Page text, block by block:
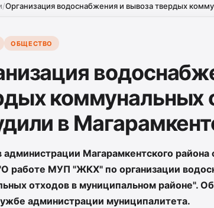
/Организация водоснабжения и вывоза твердых
ОБЩЕСТВО
коммунальных
в
администрации Магарамкентского
работе МУП "ЖКХ" по организации
отходов в муниципальном районе".
администрации муниципалитета.